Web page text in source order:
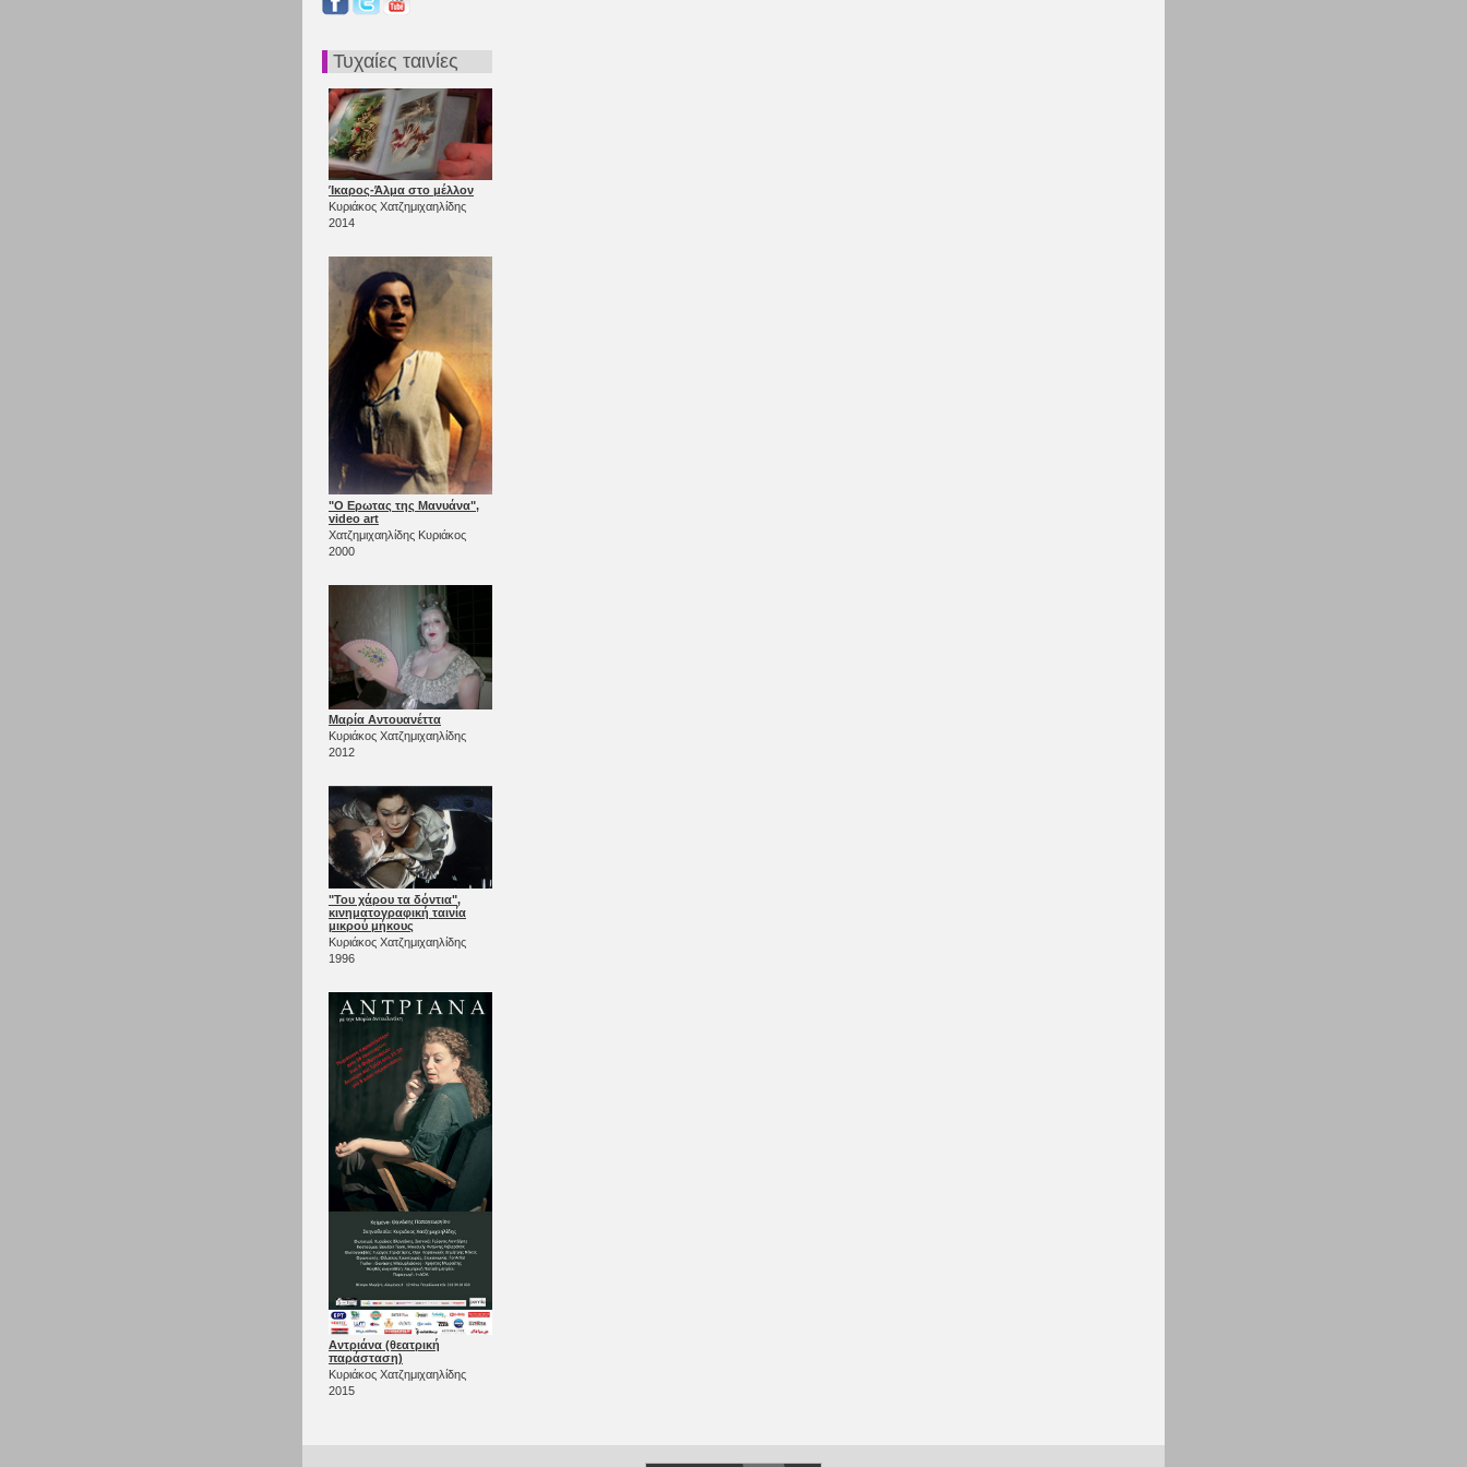
Τυχαίες ταινίες
Ίκαρος-Άλμα στο μέλλον
Κυριάκος Χατζημιχαηλίδης
2014
"Ο Ερωτας της Μανυάνα",
video art
Χατζημιχαηλίδης Κυριάκος
2000
Μαρία Αντουανέττα
Κυριάκος Χατζημιχαηλίδης
2012
"Του χάρου τα δόντια",
κινηματογραφική ταινία
μικρού μήκους
Κυριάκος Χατζημιχαηλίδης
1996
Αντριάνα (θεατρική
παράσταση)
Κυριάκος Χατζημιχαηλίδης
2015